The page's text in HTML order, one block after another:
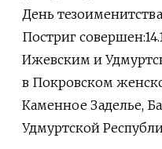
День
Постриг
Ижевским и
в Покровском
Каменное Заделье,
Удмуртской